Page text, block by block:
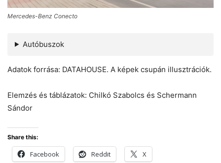
Mercedes-Benz Conecto
Autóbuszok
Adatok forrása: DATAHOUSE. A képek csupán illusztrációk.
Elemzés és táblázatok: Chilkó Szabolcs és Schermann
Sándor
Share this:
Facebook Reddit X